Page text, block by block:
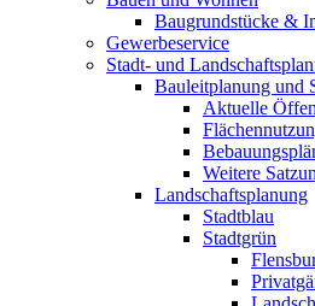
Baugrundstücke &
Gewerbeservice
Stadt- und
Bauleitplanung und
Aktuelle
Weitere
Landschaftsplanung
Stadtblau
Stadtgrün